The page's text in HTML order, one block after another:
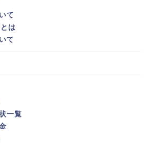
て
は
て
一覧